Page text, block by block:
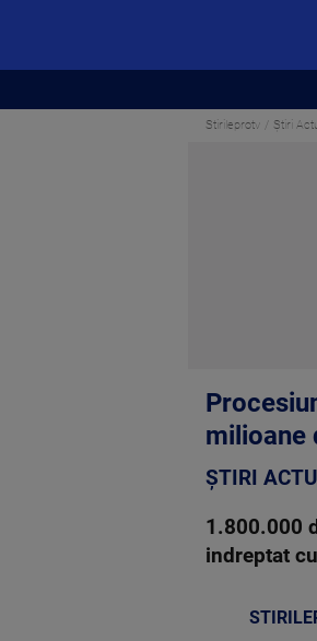
Stirileprotv Știri
milioane
ȘTIRI
1.800.000
indreptat